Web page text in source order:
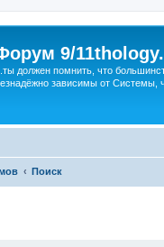
9/
...ты должен помнить, что
зависимы от Системы,
Поиск